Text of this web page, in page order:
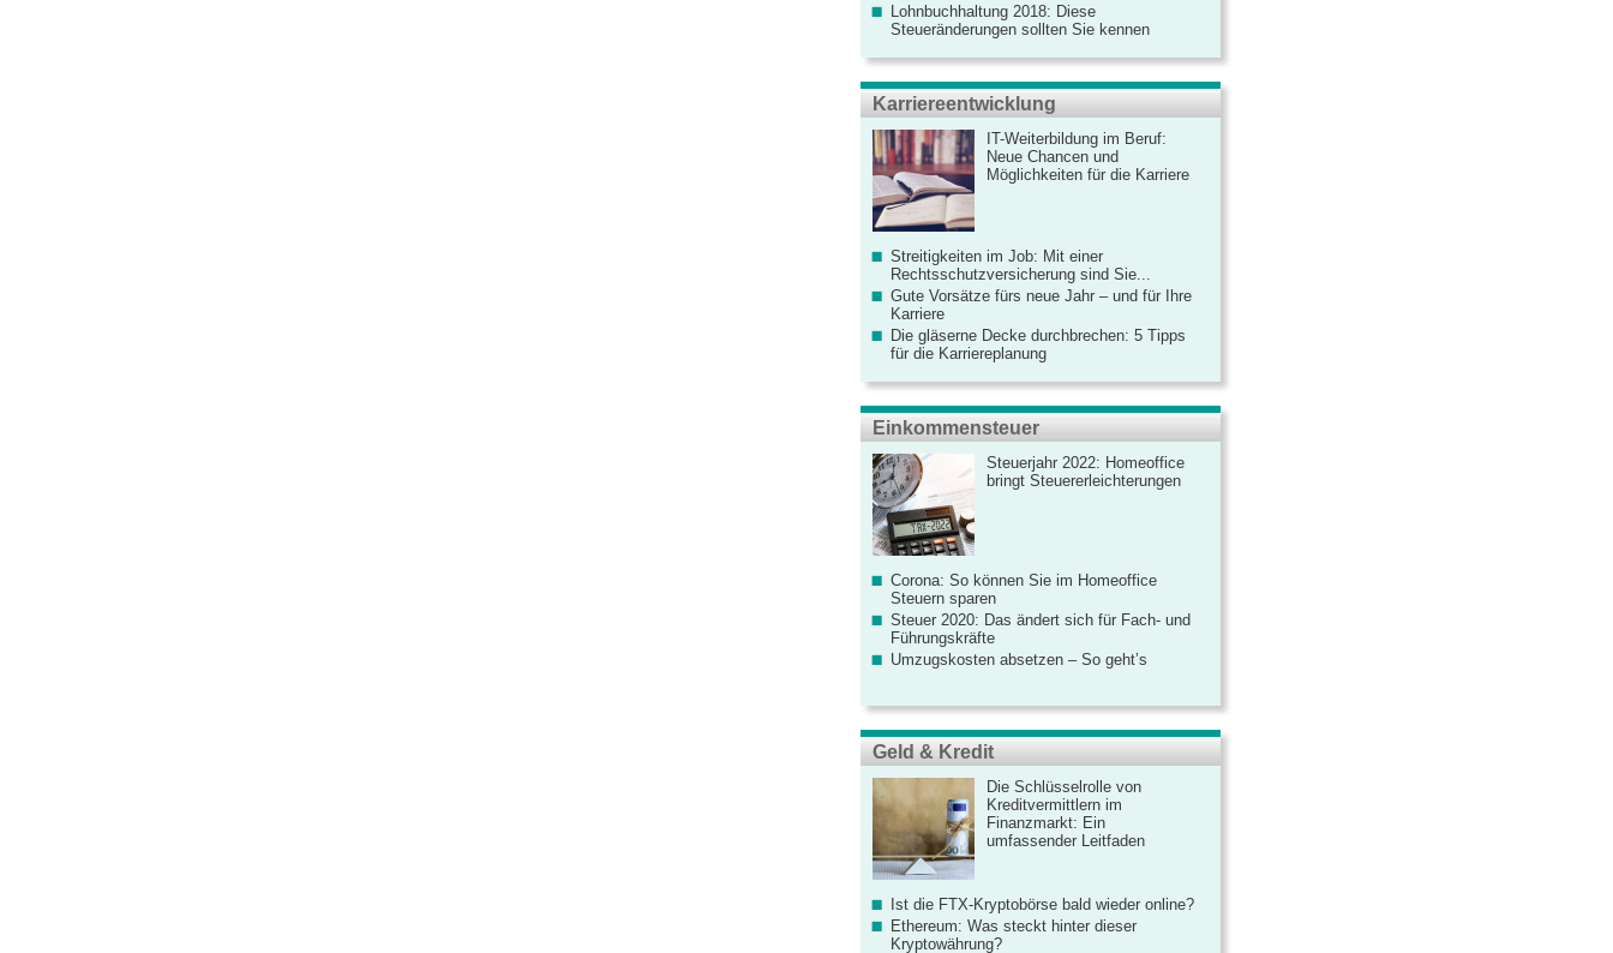
Lohnbuchhaltung 2018: Diese
Steueränderungen sollten Sie kennen
Karriereentwicklung
IT-Weiterbildung im Beruf:
Neue Chancen und
Möglichkeiten für die Karriere
Streitigkeiten im Job: Mit einer
Rechtsschutzversicherung sind Sie...
Gute Vorsätze fürs neue Jahr – und für Ihre
Karriere
Die gläserne Decke durchbrechen: 5 Tipps
für die Karriereplanung
Einkommensteuer
Steuerjahr 2022: Homeoffice
bringt Steuererleichterungen
Corona: So können Sie im Homeoffice
Steuern sparen
Steuer 2020: Das ändert sich für Fach- und
Führungskräfte
Umzugskosten absetzen – So geht’s
Geld & Kredit
Die Schlüsselrolle von
Kreditvermittlern im
Finanzmarkt: Ein
umfassender Leitfaden
Ist die FTX-Kryptobörse bald wieder online?
Ethereum: Was steckt hinter dieser
Kryptowährung?